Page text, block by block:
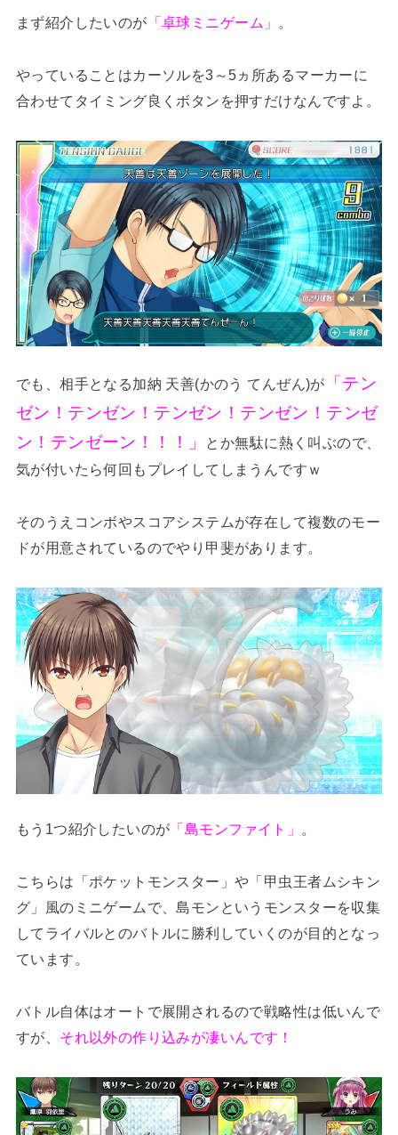
まず紹介したいのが 「卓球ミニゲーム」 。
やっていることはカーソルを3～5ヵ所あるマーカーに
合わせてタイミング良くボタンを押すだけなんですよ。
でも、相手となる加納 天善(かのう てんぜん)が
「テン
ゼン！テンゼン！テンゼン！テンゼン！テンゼ
ン！テンゼーン！！！」
とか無駄に熱く叫ぶので、
気が付いたら何回もプレイしてしまうんですｗ
そのうえコンボやスコアシステムが存在して複数のモー
ドが用意されているのでやり甲斐があります。
もう1つ紹介したいのが 「島モンファイト」 。
こちらは「ポケットモンスター」や「甲虫王者ムシキン
グ」風のミニゲームで、島モンというモンスターを収集
してライバルとのバトルに勝利していくのが目的となっ
ています。
バトル自体はオートで展開されるので戦略性は低いんで
すが、 それ以外の作り込みが凄いんです！